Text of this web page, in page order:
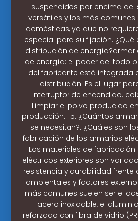
suspendidos por encima del
versátiles y los más comunes
domésticas, ya que no
especial para su fijación. ¿Qué
distribución de
de energía: el poder del todo
del fabricante está integrada
distribución. Es el lugar
interruptor de encendido.
Limpiar el polvo producido
producción. -5. ¿Cuántos
se necesitan?. ¿Cuáles son
fabricación de los armarios
Los materiales de
eléctricos exteriores son
resistencia y durabilidad frente
ambientales y factores
más comunes suelen ser el
acero inoxidable, el
reforzado con fibra de vidrio